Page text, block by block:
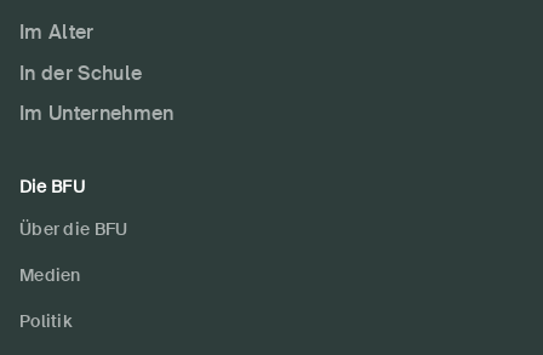
Im Alter
In der Schule
Im Unternehmen
Die BFU
Über die BFU
Medien
Politik